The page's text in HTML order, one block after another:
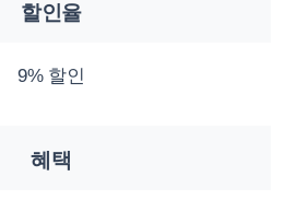
할인율
9% 할인
혜택